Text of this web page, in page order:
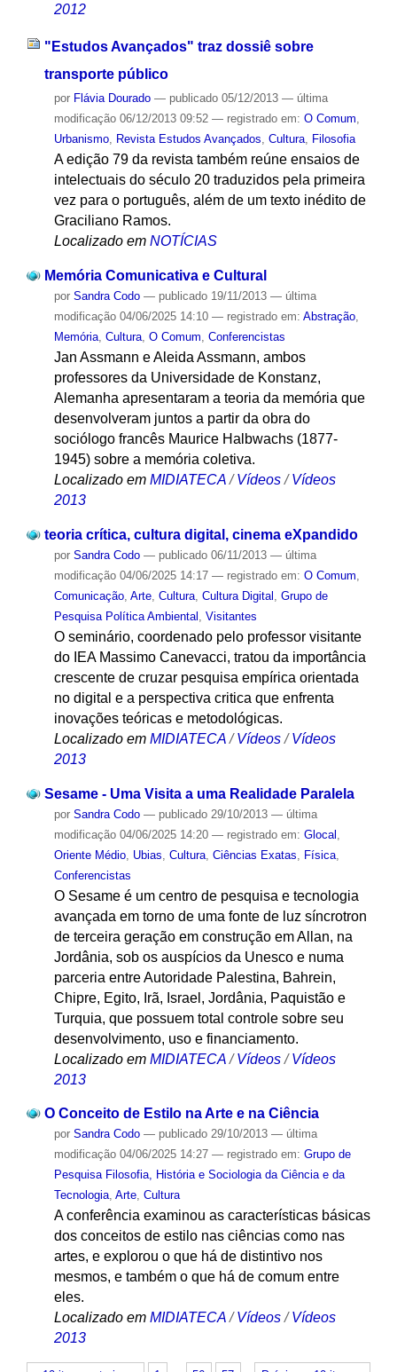
2012
"Estudos Avançados" traz dossiê sobre
transporte público
por Flávia Dourado — publicado05/12/2013 — última
modificação06/12/2013 09:52 — registrado em: O Comum,
Urbanismo, Revista Estudos Avançados, Cultura, Filosofia
A edição 79 da revista também reúne ensaios de
intelectuais do século 20 traduzidos pela primeira
vez para o português, além de um texto inédito de
Graciliano Ramos.
Localizado em NOTÍCIAS
Memória Comunicativa e Cultural
por Sandra Codo — publicado19/11/2013 — última
modificação04/06/2025 14:10 — registrado em: Abstração,
Memória, Cultura, O Comum, Conferencistas
Jan Assmann e Aleida Assmann, ambos
professores da Universidade de Konstanz,
Alemanha apresentaram a teoria da memória que
desenvolveram juntos a partir da obra do
sociólogo francês Maurice Halbwachs (1877-
1945) sobre a memória coletiva.
Localizado em MIDIATECA /Vídeos /Vídeos
2013
teoria crítica, cultura digital, cinema eXpandido
por Sandra Codo — publicado06/11/2013 — última
modificação04/06/2025 14:17 — registrado em: O Comum
Comunicação, Arte, Cultura, Cultura Digital
Grupo de
Pesquisa Política Ambiental
Visitantes
O seminário, coordenado pelo professor visitante
do IEA Massimo Canevacci, tratou da importância
crescente de cruzar pesquisa empírica orientada
no digital e a perspectiva critica que enfrenta
inovações teóricas e metodológicas.
Localizado em MIDIATECA /Vídeos /Vídeos
2013
Sesame - Uma Visita a uma Realidade Paralela
por Sandra Codo — publicado29/10/2013 — última
modificação04/06/2025 14:20 — registrado em: Glocal
Oriente Médio, Ubias Cultura, Ciências Exatas Física,
Conferencistas
O Sesame é um centro de pesquisa e tecnologia
avançada em torno de uma fonte de luz síncrotron
de terceira geração em construção em Allan, na
Jordânia, sob os auspícios da Unesco e numa
parceria entre Autoridade Palestina, Bahrein,
Chipre, Egito, Irã, Israel, Jordânia, Paquistão e
Turquia, que possuem total controle sobre seu
desenvolvimento, uso e financiamento.
Localizado em MIDIATECA /Vídeos /Vídeos
2013
O Conceito de Estilo na Arte e na Ciência
por Sandra Codo — publicado29/10/2013 — última
modificação04/06/2025 14:27 — registrado em: Grupo de
Pesquisa Filosofia, História e Sociologia da Ciência e da
Tecnologia, Arte, Cultura
A conferência examinou as características básicas
dos conceitos de estilo nas ciências como nas
artes, e explorou o que há de distintivo nos
mesmos, e também o que há de comum entre
eles.
Localizado em MIDIATECA /Vídeos /Vídeos
2013